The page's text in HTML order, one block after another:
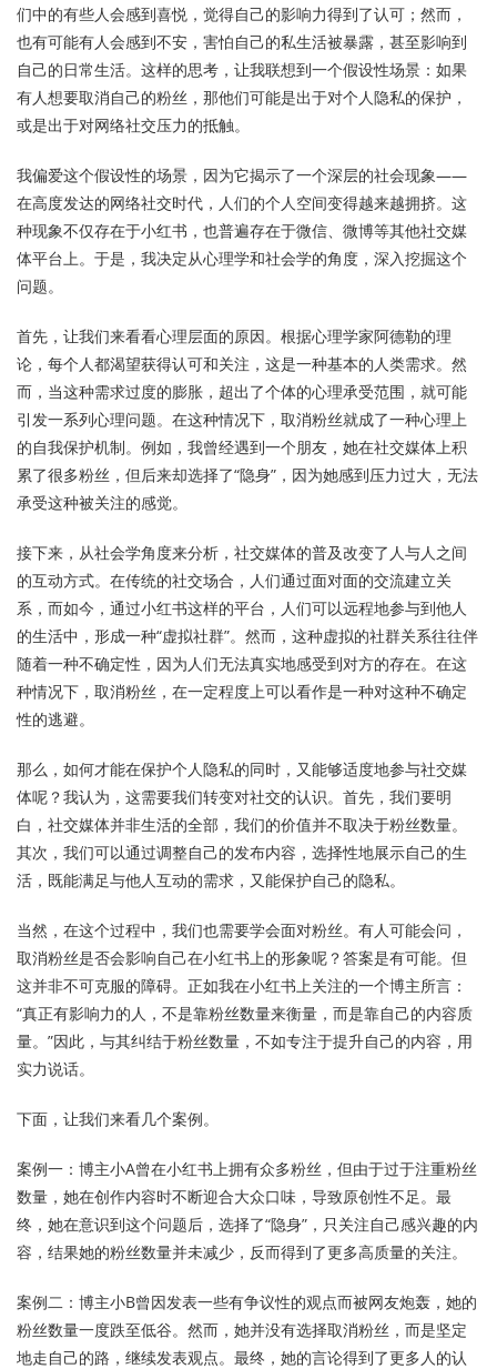
们中的有些人会感到喜悦，觉得自己的影响力得到了认可；然而，
也有可能有人会感到不安，害怕自己的私生活被暴露，甚至影响到
自己的日常生活。这样的思考，让我联想到一个假设性场景：如果
有人想要取消自己的粉丝，那他们可能是出于对个人隐私的保护，
或是出于对网络社交压力的抵触。
我偏爱这个假设性的场景，因为它揭示了一个深层的社会现象——
在高度发达的网络社交时代，人们的个人空间变得越来越拥挤。这
种现象不仅存在于小红书，也普遍存在于微信、微博等其他社交媒
体平台上。于是，我决定从心理学和社会学的角度，深入挖掘这个
问题。
首先，让我们来看看心理层面的原因。根据心理学家阿德勒的理
论，每个人都渴望获得认可和关注，这是一种基本的人类需求。然
而，当这种需求过度的膨胀，超出了个体的心理承受范围，就可能
引发一系列心理问题。在这种情况下，取消粉丝就成了一种心理上
的自我保护机制。例如，我曾经遇到一个朋友，她在社交媒体上积
累了很多粉丝，但后来却选择了“隐身”，因为她感到压力过大，无法
承受这种被关注的感觉。
接下来，从社会学角度来分析，社交媒体的普及改变了人与人之间
的互动方式。在传统的社交场合，人们通过面对面的交流建立关
系，而如今，通过小红书这样的平台，人们可以远程地参与到他人
的生活中，形成一种“虚拟社群”。然而，这种虚拟的社群关系往往伴
随着一种不确定性，因为人们无法真实地感受到对方的存在。在这
种情况下，取消粉丝，在一定程度上可以看作是一种对这种不确定
性的逃避。
那么，如何才能在保护个人隐私的同时，又能够适度地参与社交媒
体呢？我认为，这需要我们转变对社交的认识。首先，我们要明
白，社交媒体并非生活的全部，我们的价值并不取决于粉丝数量。
其次，我们可以通过调整自己的发布内容，选择性地展示自己的生
活，既能满足与他人互动的需求，又能保护自己的隐私。
当然，在这个过程中，我们也需要学会面对粉丝。有人可能会问，
取消粉丝是否会影响自己在小红书上的形象呢？答案是有可能。但
这并非不可克服的障碍。正如我在小红书上关注的一个博主所言：
“真正有影响力的人，不是靠粉丝数量来衡量，而是靠自己的内容质
量。”因此，与其纠结于粉丝数量，不如专注于提升自己的内容，用
实力说话。
下面，让我们来看几个案例。
案例一：博主小A曾在小红书上拥有众多粉丝，但由于过于注重粉丝
数量，她在创作内容时不断迎合大众口味，导致原创性不足。最
终，她在意识到这个问题后，选择了“隐身”，只关注自己感兴趣的内
容，结果她的粉丝数量并未减少，反而得到了更多高质量的关注。
案例二：博主小B曾因发表一些有争议性的观点而被网友炮轰，她的
粉丝数量一度跌至低谷。然而，她并没有选择取消粉丝，而是坚定
地走自己的路，继续发表观点。最终，她的言论得到了更多人的认